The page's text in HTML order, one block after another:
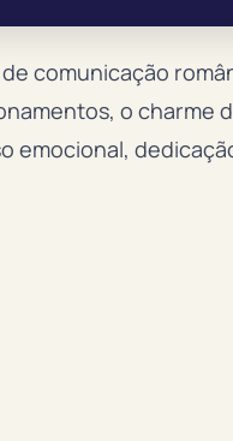
comunicação
o charme
emocional,